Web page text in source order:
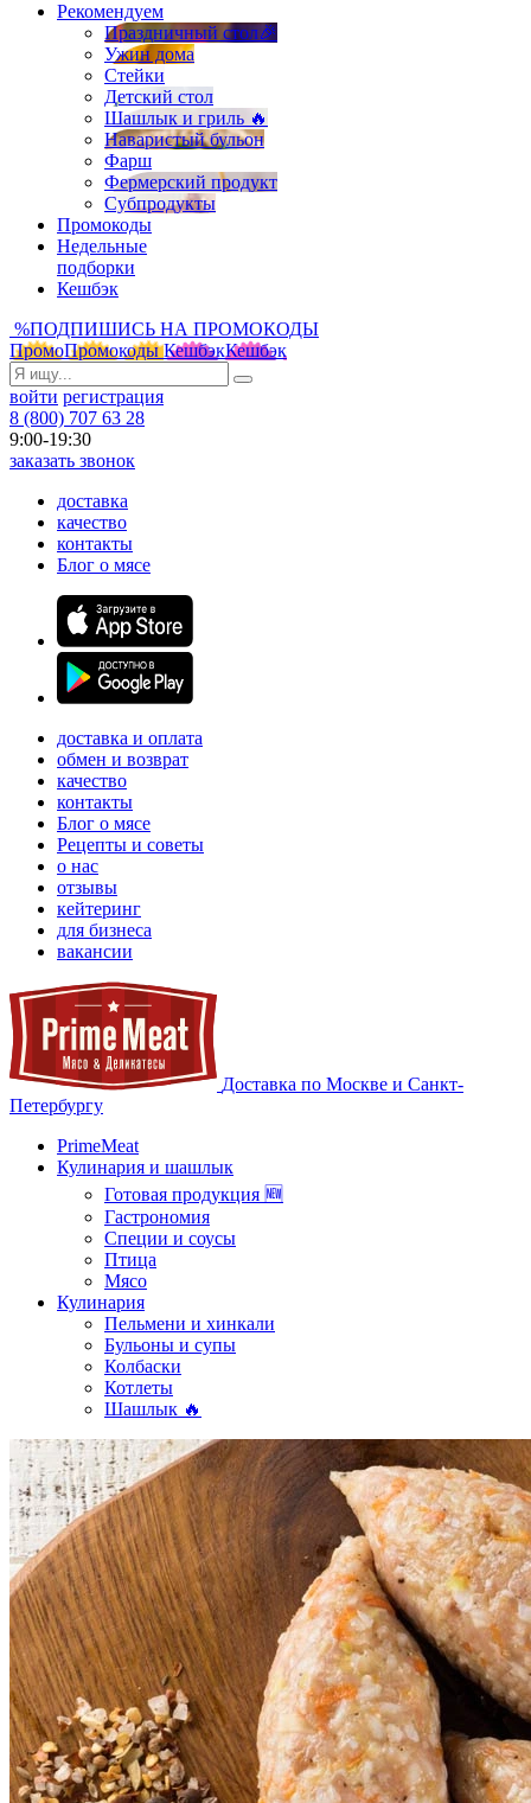
Рекомендуем
Праздничный стол🎉
Ужин дома
Стейки
Детский стол
Шашлык и гриль 🔥
Наваристый бульон
Фарш
Фермерский продукт
Субпродукты
Промокоды
Недельные
подборки
Кешбэк
%ПОДПИШИСЬ НА ПРОМОКОДЫ
ПромоПромокоды КешбэкКешбэк
войти регистрация
8 (800) 707 63 28
9:00-19:30
заказать звонок
доставка
качество
контакты
Блог о мясе
доставка и оплата
обмен и возврат
качество
контакты
Блог о мясе
Рецепты и советы
о нас
отзывы
кейтеринг
для бизнеса
вакансии
Доставка по Москве и Санкт-
Петербургу
PrimeMeat
Кулинария и шашлык
Готовая продукция 🆕
Гастрономия
Специи и соусы
Птица
Мясо
Кулинария
Пельмени и хинкали
Бульоны и супы
Колбаски
Котлеты
Шашлык 🔥